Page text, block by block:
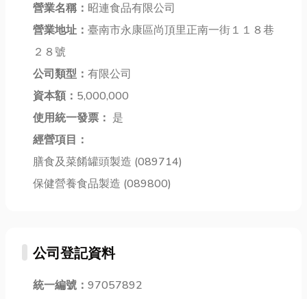
潛力與優質居
住空間的地
段，已經成為
者眼中的黃金
指標。 而在
的居家空間，
那這篇文章絕
也會分享新北
軟裝設計推薦
公司...
底是什麼？又
營業名稱： 昭連食品有限公司
營業地址： 臺南市永康區尚頂里正南一街１１８巷
２８號
公司類型： 有限公司
資本額： 5,000,000
使用統一發票： 是
經營項目：
膳食及菜餚罐頭製造 (089714)
保健營養食品製造 (089800)
公司登記資料
統一編號： 97057892